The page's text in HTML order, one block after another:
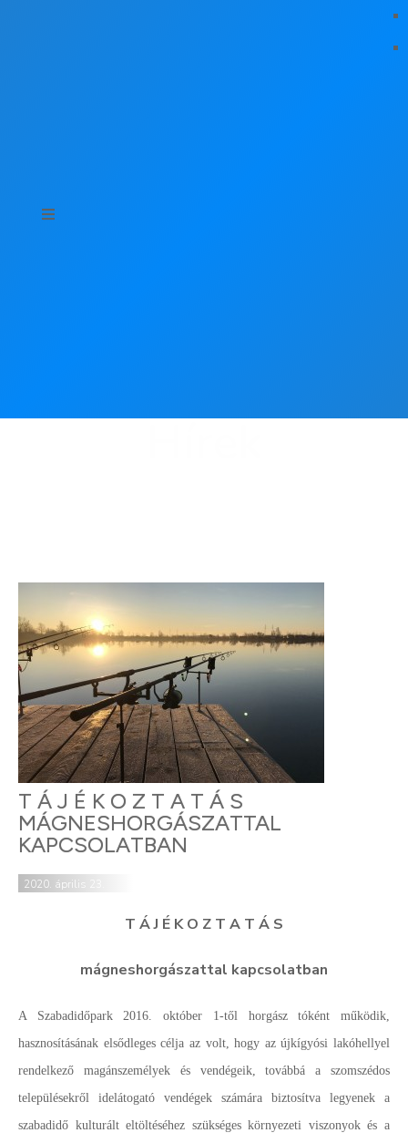
T Á J É K O Z T A T Á S
MÁGNESHORGÁSZATTAL
KAPCSOLATBAN
2020. április 23.
T Á J É K O Z T A T Á S
mágneshorgászattal kapcsolatban
A Szabadidőpark 2016. október 1-től horgász tóként működik,
hasznosításának elsődleges célja az volt, hogy az újkígyósi lakóhellyel
rendelkező magánszemélyek és vendégeik, továbbá a szomszédos
településekről idelátogató vendégek számára biztosítva legyenek a
szabadidő kulturált eltöltéséhez szükséges környezeti viszonyok és a